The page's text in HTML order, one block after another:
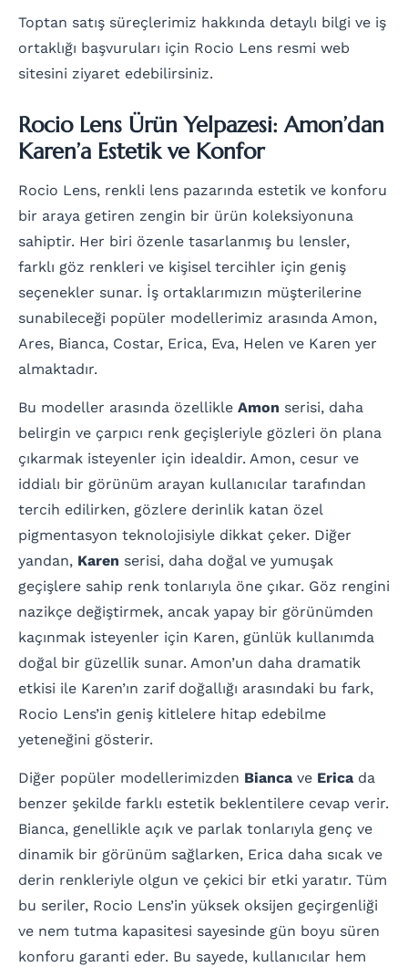
Toptan satış süreçlerimiz hakkında detaylı bilgi ve iş
ortaklığı başvuruları için Rocio Lens resmi web
sitesini ziyaret edebilirsiniz.
Rocio Lens Ürün Yelpazesi: Amon’dan
Karen’a Estetik ve Konfor
Rocio Lens, renkli lens pazarında estetik ve konforu
bir araya getiren zengin bir ürün koleksiyonuna
sahiptir. Her biri özenle tasarlanmış bu lensler,
farklı göz renkleri ve kişisel tercihler için geniş
seçenekler sunar. İş ortaklarımızın müşterilerine
sunabileceği popüler modellerimiz arasında Amon,
Ares, Bianca, Costar, Erica, Eva, Helen ve Karen yer
almaktadır.
Bu modeller arasında özellikle Amon serisi, daha
belirgin ve çarpıcı renk geçişleriyle gözleri ön plana
çıkarmak isteyenler için idealdir. Amon, cesur ve
iddialı bir görünüm arayan kullanıcılar tarafından
tercih edilirken, gözlere derinlik katan özel
pigmentasyon teknolojisiyle dikkat çeker. Diğer
yandan, Karen serisi, daha doğal ve yumuşak
geçişlere sahip renk tonlarıyla öne çıkar. Göz rengini
nazikçe değiştirmek, ancak yapay bir görünümden
kaçınmak isteyenler için Karen, günlük kullanımda
doğal bir güzellik sunar. Amon’un daha dramatik
etkisi ile Karen’ın zarif doğallığı arasındaki bu fark,
Rocio Lens’in geniş kitlelere hitap edebilme
yeteneğini gösterir.
Diğer popüler modellerimizden Bianca ve Erica da
benzer şekilde farklı estetik beklentilere cevap verir.
Bianca, genellikle açık ve parlak tonlarıyla genç ve
dinamik bir görünüm sağlarken, Erica daha sıcak ve
derin renkleriyle olgun ve çekici bir etki yaratır. Tüm
bu seriler, Rocio Lens’in yüksek oksijen geçirgenliği
ve nem tutma kapasitesi sayesinde gün boyu süren
konforu garanti eder. Bu sayede, kullanıcılar hem